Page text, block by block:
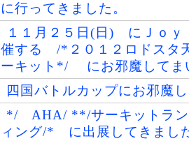
に行ってきました。
１１月２５日(日) にＪｏ
催する /*２０１２ロドス
ーキット*/ にお邪魔してま
四国バトルカップにお邪魔
*/ AHA/ **/サーキットラン
ィング/* に出展してきまし